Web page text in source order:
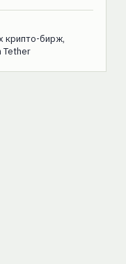
крипто-бирж,
Tether